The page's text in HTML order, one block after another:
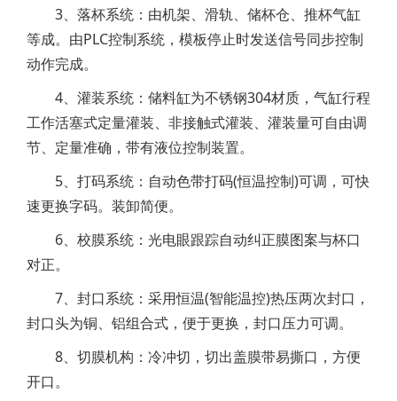
3、落杯系统：由机架、滑轨、储杯仓、推杯气缸
等成。由PLC控制系统，模板停止时发送信号同步控制
动作完成。
4、灌装系统：储料缸为不锈钢304材质，气缸行程
工作活塞式定量灌装、非接触式灌装、灌装量可自由调
节、定量准确，带有液位控制装置。
5、打码系统：自动色带打码(恒温控制)可调，可快
速更换字码。装卸简便。
6、校膜系统：光电眼跟踪自动纠正膜图案与杯口
对正。
7、封口系统：采用恒温(智能温控)热压两次封口，
封口头为铜、铝组合式，便于更换，封口压力可调。
8、切膜机构：冷冲切，切出盖膜带易撕口，方便
开口。